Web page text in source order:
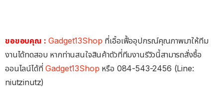
ขอขอบคุณ : Gadget13Shop ที่เอิ้อเฟื้ออุปกรณ์คุณภาพมาให้ทีม
งานได้ทดสอบ หากท่านสนใจสินค้าตัวที่ทีมงานรีวิวนี้สามารถสั่งซื้อ
ออนไลน์ได้ที่Gadget13Shop หรือ 084-543-2456 (Line:
niutzinutz)